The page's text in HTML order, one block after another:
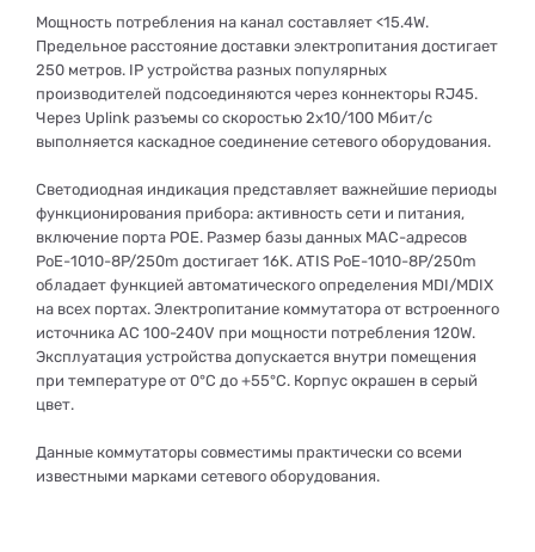
Мощность потребления на канал составляет <15.4W.
Предельное расстояние доставки электропитания достигает
250 метров. IP устройства разных популярных
производителей подсоединяются через коннекторы RJ45.
Через Uplink разъемы со скоростью 2x10/100 Мбит/с
выполняется каскадное соединение сетевого оборудования.
Светодиодная индикация представляет важнейшие периоды
функционирования прибора: активность сети и питания,
включение порта РОЕ. Размер базы данных MAC-адресов
PoE-1010-8P/250m достигает 16K. ATIS PoE-1010-8P/250m
обладает функцией автоматического определения MDI/MDIX
на всех портах. Электропитание коммутатора от встроенного
источника AC 100-240V при мощности потребления 120W.
Эксплуатация устройства допускается внутри помещения
при температуре от 0°C до +55°C. Корпус окрашен в серый
цвет.
Данные коммутаторы совместимы практически со всеми
известными марками сетевого оборудования.